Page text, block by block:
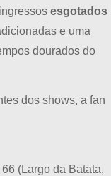
esgotados
e uma
dourados do
dos shows, a fan
(Largo da Batata,